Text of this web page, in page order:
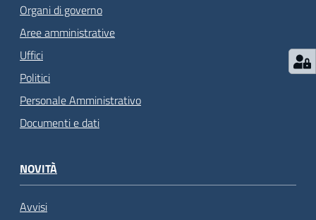
Organi di governo
Aree amministrative
Uffici
Politici
Personale Amministrativo
Documenti e dati
NOVITÀ
Avvisi